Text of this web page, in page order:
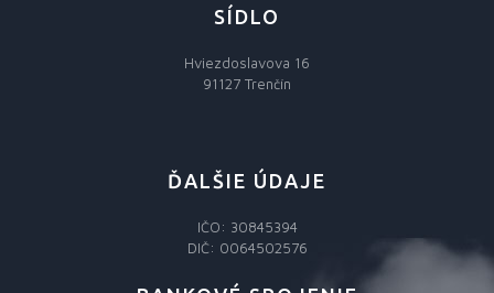
SÍDLO
Hviezdoslavova 16
91127 Trenčín
ĎALŠIE ÚDAJE
IČO: 30845394
DIČ: 0064502576